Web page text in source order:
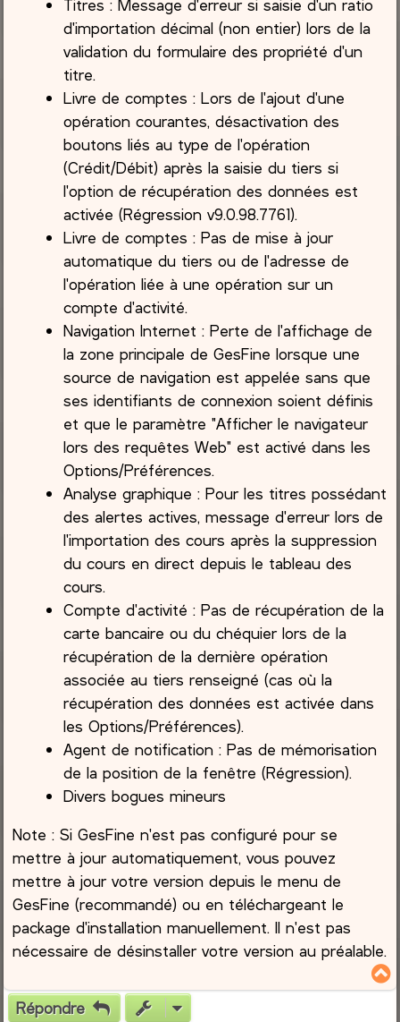
Titres : Message d'erreur si saisie d'un ratio
d'importation décimal (non entier) lors de la
validation du formulaire des propriété d'un
titre.
Livre de comptes : Lors de l'ajout d'une
opération courantes, désactivation des
boutons liés au type de l'opération
(Crédit/Débit) après la saisie du tiers si
l'option de récupération des données est
activée (Régression v9.0.98.7761).
Livre de comptes : Pas de mise à jour
automatique du tiers ou de l'adresse de
l'opération liée à une opération sur un
compte d'activité.
Navigation Internet : Perte de l'affichage de
la zone principale de GesFine lorsque une
source de navigation est appelée sans que
ses identifiants de connexion soient définis
et que le paramètre "Afficher le navigateur
lors des requêtes Web" est activé dans les
Options/Préférences.
Analyse graphique : Pour les titres possédant
des alertes actives, message d'erreur lors de
l'importation des cours après la suppression
du cours en direct depuis le tableau des
cours.
Compte d'activité : Pas de récupération de la
carte bancaire ou du chéquier lors de la
récupération de la dernière opération
associée au tiers renseigné (cas où la
récupération des données est activée dans
les Options/Préférences).
Agent de notification : Pas de mémorisation
de la position de la fenêtre (Régression).
Divers bogues mineurs
Note : Si GesFine n'est pas configuré pour se
mettre à jour automatiquement, vous pouvez
mettre à jour votre version depuis le menu de
GesFine (recommandé) ou en téléchargeant le
package d'installation manuellement. Il n'est pas
nécessaire de désinstaller votre version au préalable.
Répondre